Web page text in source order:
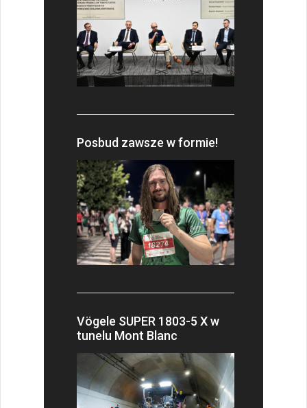
Posbud zawsze w formie!
Vögele SUPER 1803-5 X w
tunelu Mont Blanc